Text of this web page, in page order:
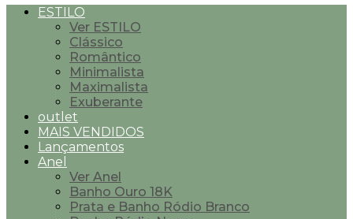
ESTILO
Ver ESTILO
Clássico
Romântico
Minimalista
Maximalista
Exuberante
outlet
MAIS VENDIDOS
Lançamentos
Anel
Ver Anel
Banho Ouro 18K
Prata e Banho Ródio Branco